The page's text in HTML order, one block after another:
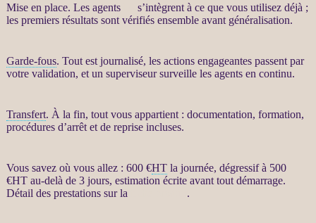
Mise en place. Les agents
s’intègrent à ce que vous utilisez déjà ;
les premiers résultats sont vérifiés ensemble avant généralisation.
Garde-fous. Tout est journalisé, les actions engageantes passent par
votre validation, et un superviseur surveille les agentsen continu.
Transfert. À la fin, tout vous appartient : documentation, formation,
procédures d’arrêt et de reprise incluses.
Vous savez où vous allez : 600 €HTla journée, dégressif à 500
€HTau-delà de 3 jours, estimation écrite avant tout démarrage.
Détail des prestations sur la
.